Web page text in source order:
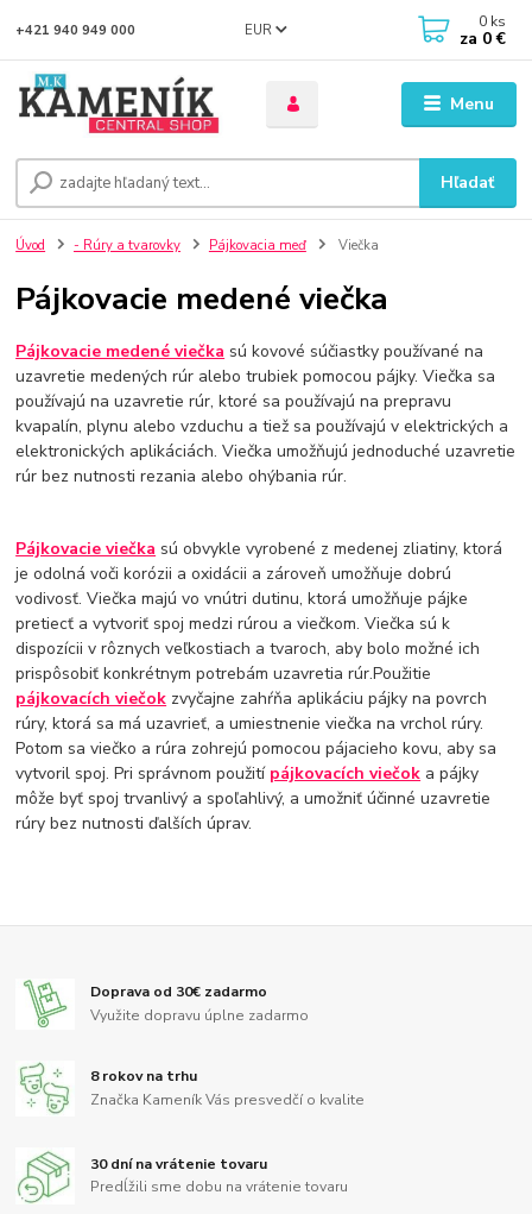
Menu
EUR
Hľadať
+421 940 949 000 0 ks
za 0 €
Úvod - Rúry a tvarovky Pájkovacia meď Viečka
Pájkovacie medené viečka
Pájkovacie medené viečka sú kovové súčiastky používané na
uzavretie medených rúr alebo trubiek pomocou pájky. Viečka sa
používajú na uzavretie rúr, ktoré sa používajú na prepravu
kvapalín, plynu alebo vzduchu a tiež sa používajú v elektrických a
elektronických aplikáciách. Viečka umožňujú jednoduché uzavretie
rúr bez nutnosti rezania alebo ohýbania rúr.
Pájkovacie viečka sú obvykle vyrobené z medenej zliatiny, ktorá
je odolná voči korózii a oxidácii a zároveň umožňuje dobrú
vodivosť. Viečka majú vo vnútri dutinu, ktorá umožňuje pájke
pretiecť a vytvoriť spoj medzi rúrou a viečkom. Viečka sú k
dispozícii v rôznych veľkostiach a tvaroch, aby bolo možné ich
prispôsobiť konkrétnym potrebám uzavretia rúr.Použitie
pájkovacích viečok zvyčajne zahŕňa aplikáciu pájky na povrch
rúry, ktorá sa má uzavrieť, a umiestnenie viečka na vrchol rúry.
Potom sa viečko a rúra zohrejú pomocou pájacieho kovu, aby sa
vytvoril spoj. Pri správnom použití pájkovacích viečok a pájky
môže byť spoj trvanlivý a spoľahlivý, a umožniť účinné uzavretie
rúry bez nutnosti ďalších úprav.
Doprava od 30€ zadarmo
Využite dopravu úplne zadarmo
8 rokov na trhu
Značka Kameník Vás presvedčí o kvalite
30 dní na vrátenie tovaru
Predĺžili sme dobu na vrátenie tovaru